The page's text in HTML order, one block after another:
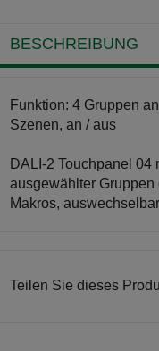
BESCHREIBUNG
Funktion: 4 Gruppen
Szenen, an / aus
DALI-2 Touchpanel
ausgewählter Gruppen
Makros,
Teilen Sie dieses